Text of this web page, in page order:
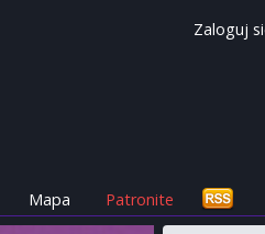
Zaloguj
Mapa Patronite